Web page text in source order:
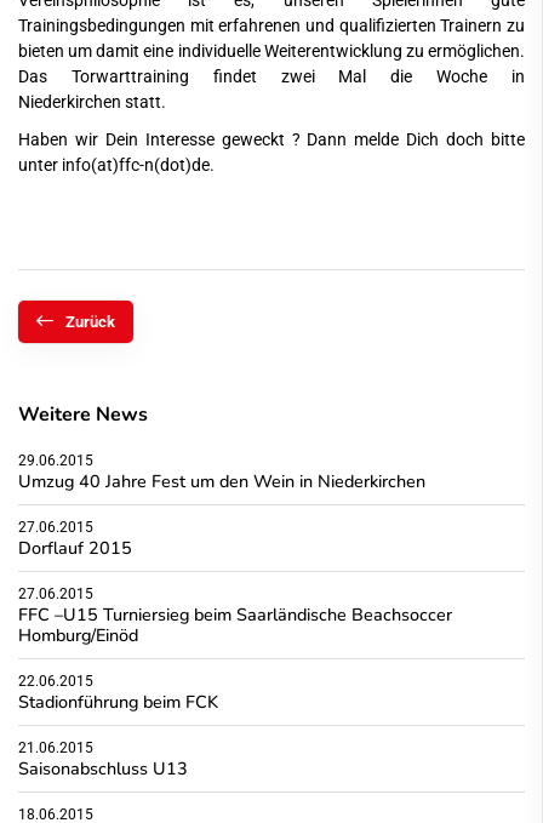
Trainingsbedingungen mit erfahrenen und qualifizierten Trainern zu
bieten um damit eine individuelle Weiterentwicklung zu ermöglichen.
Das Torwarttraining findet zwei Mal die Woche in
Niederkirchen statt.
Haben wir Dein Interesse geweckt ? Dann melde Dich doch bitte
unter info(at)ffc-n(dot)de.
Zurück
Weitere News
29.06.2015
Umzug 40 Jahre Fest um den Wein in Niederkirchen
27.06.2015
Dorflauf 2015
27.06.2015
FFC –U15 Turniersieg beim Saarländische Beachsoccer
Homburg/Einöd
22.06.2015
Stadionführung beim FCK
21.06.2015
Saisonabschluss U13
18.06.2015